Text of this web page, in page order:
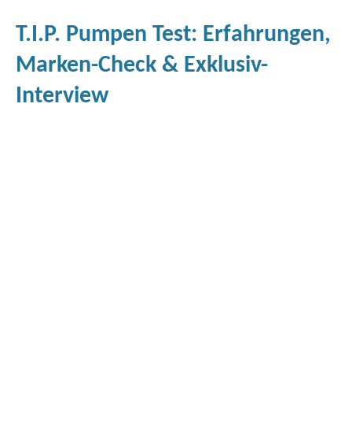
T.I.P. Pumpen Test: Erfahrungen,
Marken-Check & Exklusiv-
Interview